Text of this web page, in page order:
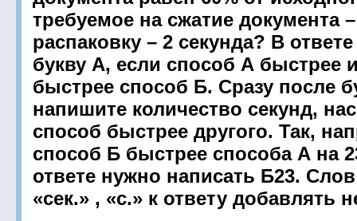
требуемое на сжатие документа
распаковку – 2 секунда? В
букву А, если способ А быстрее
быстрее способ Б. Сразу после
напишите количество секунд,
способ быстрее другого. Так,
способ Б быстрее способа А на
ответе нужно написать Б23.
«сек.» , «с.» к ответу добавлять